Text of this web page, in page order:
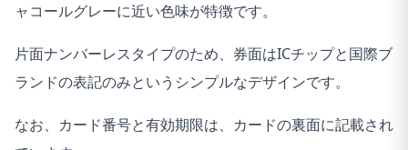
ャコールグレーに近い色味が特徴です。
片面ナンバーレスタイプのため、券面はICチップと国際ブ
ランドの表記のみというシンプルなデザインです。
なお、カード番号と有効期限は、カードの裏面に記載され